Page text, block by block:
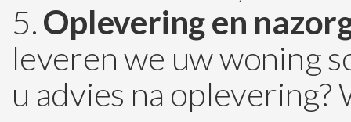
Oplevering en
leveren we uw woning
u advies na oplevering?